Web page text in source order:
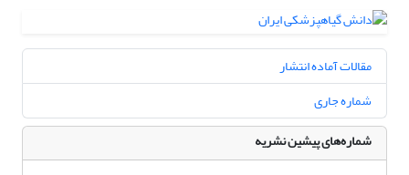
مقالات آماده انتشار
شماره جاری
شماره‌های پیشین نشریه